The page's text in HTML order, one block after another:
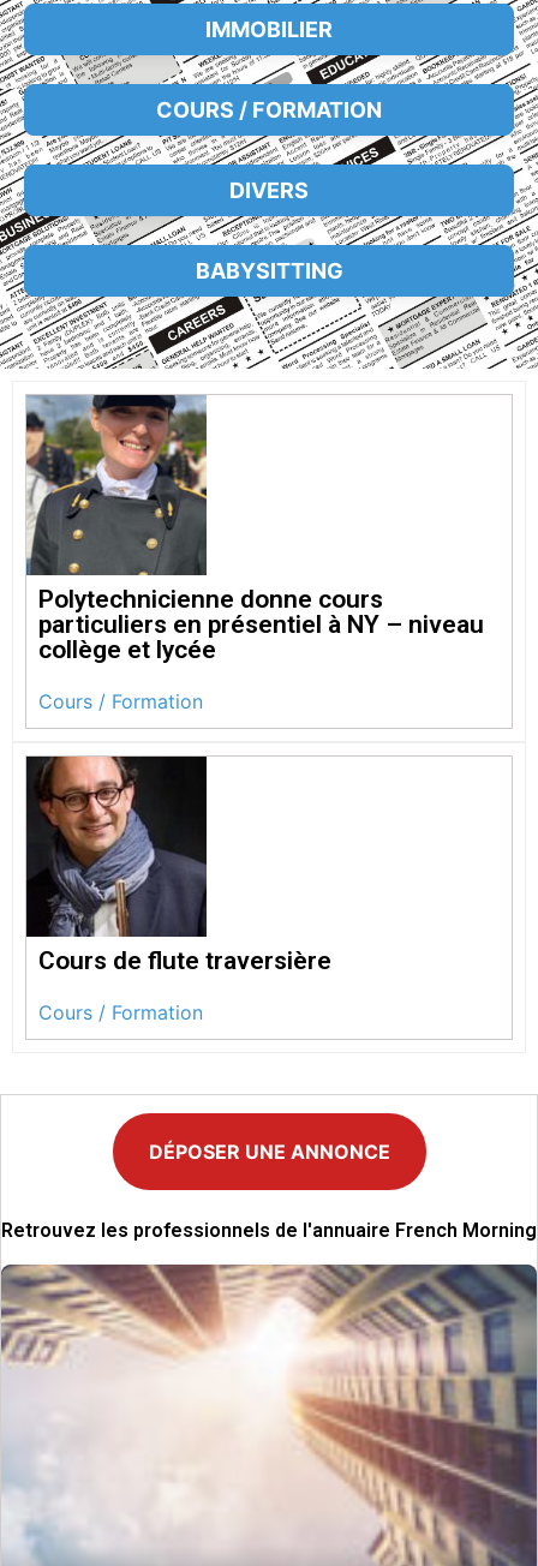
IMMOBILIER
COURS / FORMATION
DIVERS
BABYSITTING
Polytechnicienne donne cours
particuliers en présentiel à NY – niveau
collège et lycée
Cours / Formation
Cours de flute traversière
Cours / Formation
DÉPOSER UNE ANNONCE
Retrouvez les professionnels de l'annuaire French Morning